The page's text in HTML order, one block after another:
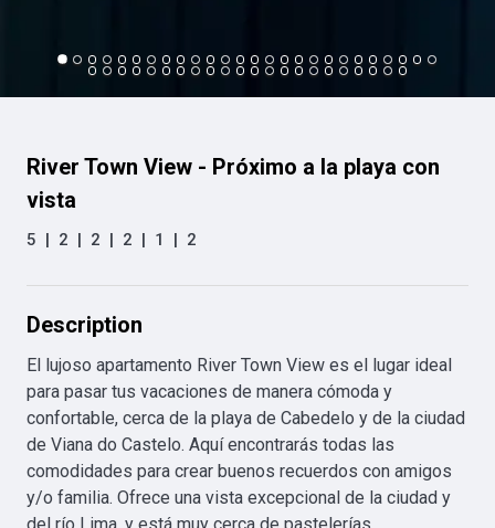
River Town View - Próximo a la playa con
vista
5 | 2 | 2 | 2 | 1 | 2
Description
El lujoso apartamento River Town View es el lugar ideal
para pasar tus vacaciones de manera cómoda y
confortable, cerca de la playa de Cabedelo y de la ciudad
de Viana do Castelo. Aquí encontrarás todas las
comodidades para crear buenos recuerdos con amigos
y/o familia. Ofrece una vista excepcional de la ciudad y
del río Lima, y está muy cerca de pastelerías,